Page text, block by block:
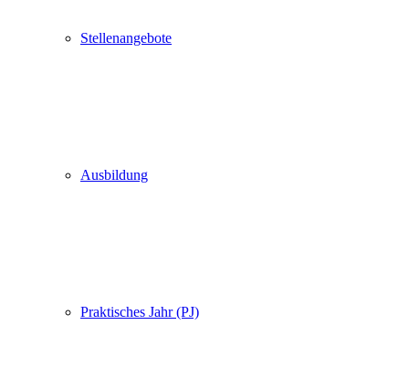
Stellenangebote
Ausbildung
Praktisches Jahr (PJ)